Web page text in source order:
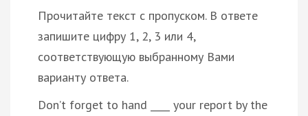
Прочитайте текст с пропуском. В ответе
запишите цифру 1, 2, 3 или 4,
соответствующую выбранному Вами
варианту ответа.
Don’t forget to hand ____ your report by the